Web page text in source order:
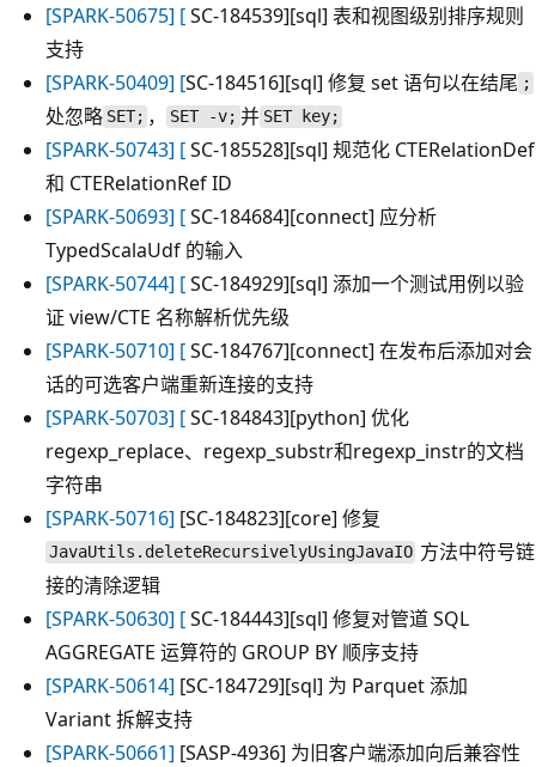
[SPARK-50675] [SC-184539][sql] 表和视图级别排序规则
支持
[SPARK-50409] [SC-184516][sql] 修复 set 语句以在结尾 ;
处忽略 SET; ， SET -v; 并 SET key;
[SPARK-50743] [SC-185528][sql] 规范化 CTERelationDef
和 CTERelationRef ID
[SPARK-50693] [SC-184684][connect] 应分析
TypedScalaUdf 的输入
[SPARK-50744] [SC-184929][sql] 添加一个测试用例以验
证 view/CTE 名称解析优先级
[SPARK-50710] [SC-184767][connect] 在发布后添加对会
话的可选客户端重新连接的支持
[SPARK-50703] [SC-184843][python] 优化
regexp_replace、regexp_substr和regexp_instr的文档
字符串
[SPARK-50716] [SC-184823][core] 修复
JavaUtils.deleteRecursivelyUsingJavaIO 方法中符号链
接的清除逻辑
[SPARK-50630] [SC-184443][sql] 修复对管道 SQL
AGGREGATE 运算符的 GROUP BY 顺序支持
[SPARK-50614] [SC-184729][sql] 为 Parquet 添加
Variant 拆解支持
[SPARK-50661] [SASP-4936] 为旧客户端添加向后兼容性